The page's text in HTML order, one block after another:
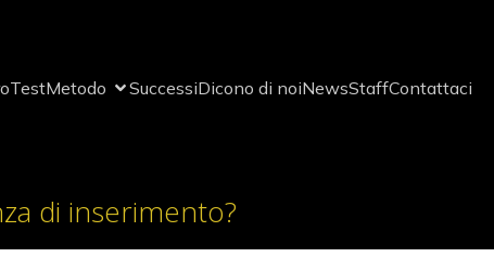
TestMetodo SuccessiDicono di noiNewsStaffContattaci
di inserimento?